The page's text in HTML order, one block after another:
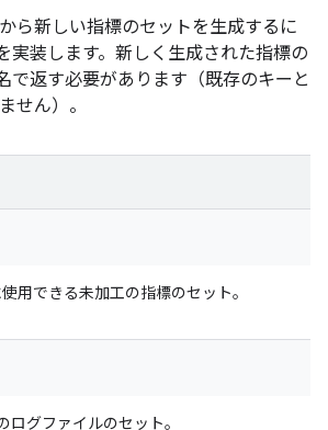
ら新しい指標のセットを生成するに
実装します。新しく生成された指標の
で返す必要があります（既存のキーと
せん）。
用できる未加工の指標のセット。
ログファイルのセット。